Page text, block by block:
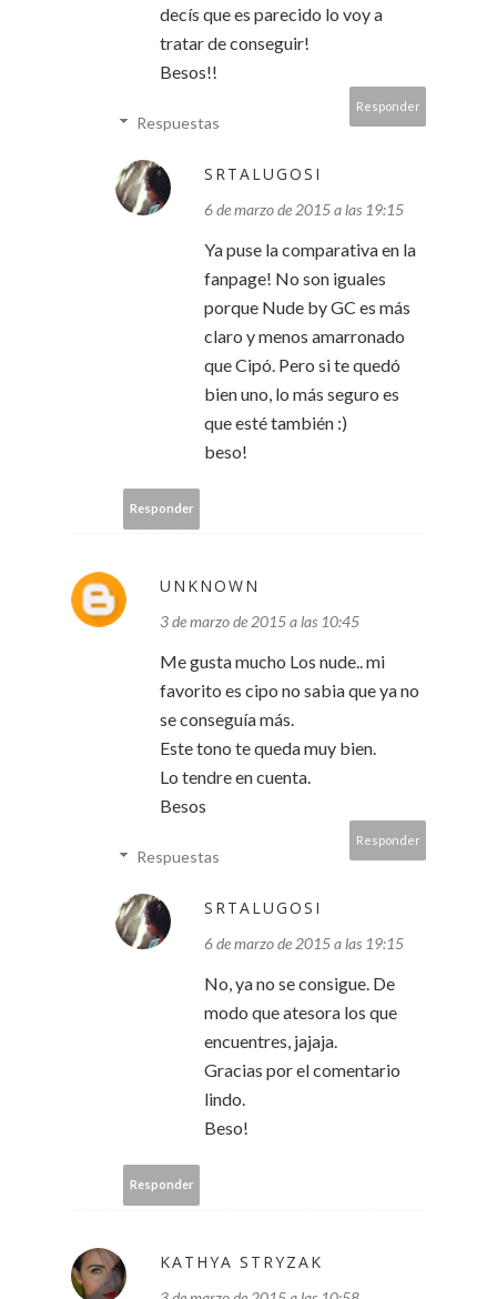
decís que es parecido lo voy a
tratar de conseguir!
Besos!!
Responder
Respuestas
SRTALUGOSI
6 de marzo de 2015 a las 19:15
Ya puse la comparativa en la
fanpage! No son iguales
porque Nude by GC es más
claro y menos amarronado
que Cipó. Pero si te quedó
bien uno, lo más seguro es
que esté también :)
beso!
Responder
UNKNOWN
3 de marzo de 2015 a las 10:45
Me gusta mucho Los nude.. mi
favorito es cipo no sabia que ya no
se conseguía más.
Este tono te queda muy bien.
Lo tendre en cuenta.
Besos
Responder
Respuestas
SRTALUGOSI
6 de marzo de 2015 a las 19:15
No, ya no se consigue. De
modo que atesora los que
encuentres, jajaja.
Gracias por el comentario
lindo.
Beso!
Responder
KATHYA STRYZAK